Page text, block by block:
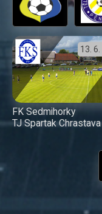
13. 6.
FK Sedmihorky
TJ Spartak Chrastava